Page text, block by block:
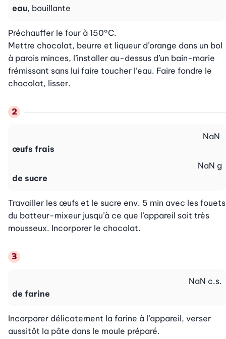
eau, bouillante
Préchauffer le four à 150°C.
Mettre chocolat, beurre et liqueur d’orange dans un bol
à parois minces, l’installer au-dessus d’un bain-marie
frémissant sans lui faire toucher l’eau. Faire fondre le
chocolat, lisser.
œufs frais
NaN
de sucre
NaN g
Travailler les œufs et le sucre env. 5 min avec les fouets
du batteur-mixeur jusqu’à ce que l’appareil soit très
mousseux. Incorporer le chocolat.
de farine
NaN c.s.
Incorporer délicatement la farine à l’appareil, verser
aussitôt la pâte dans le moule préparé.